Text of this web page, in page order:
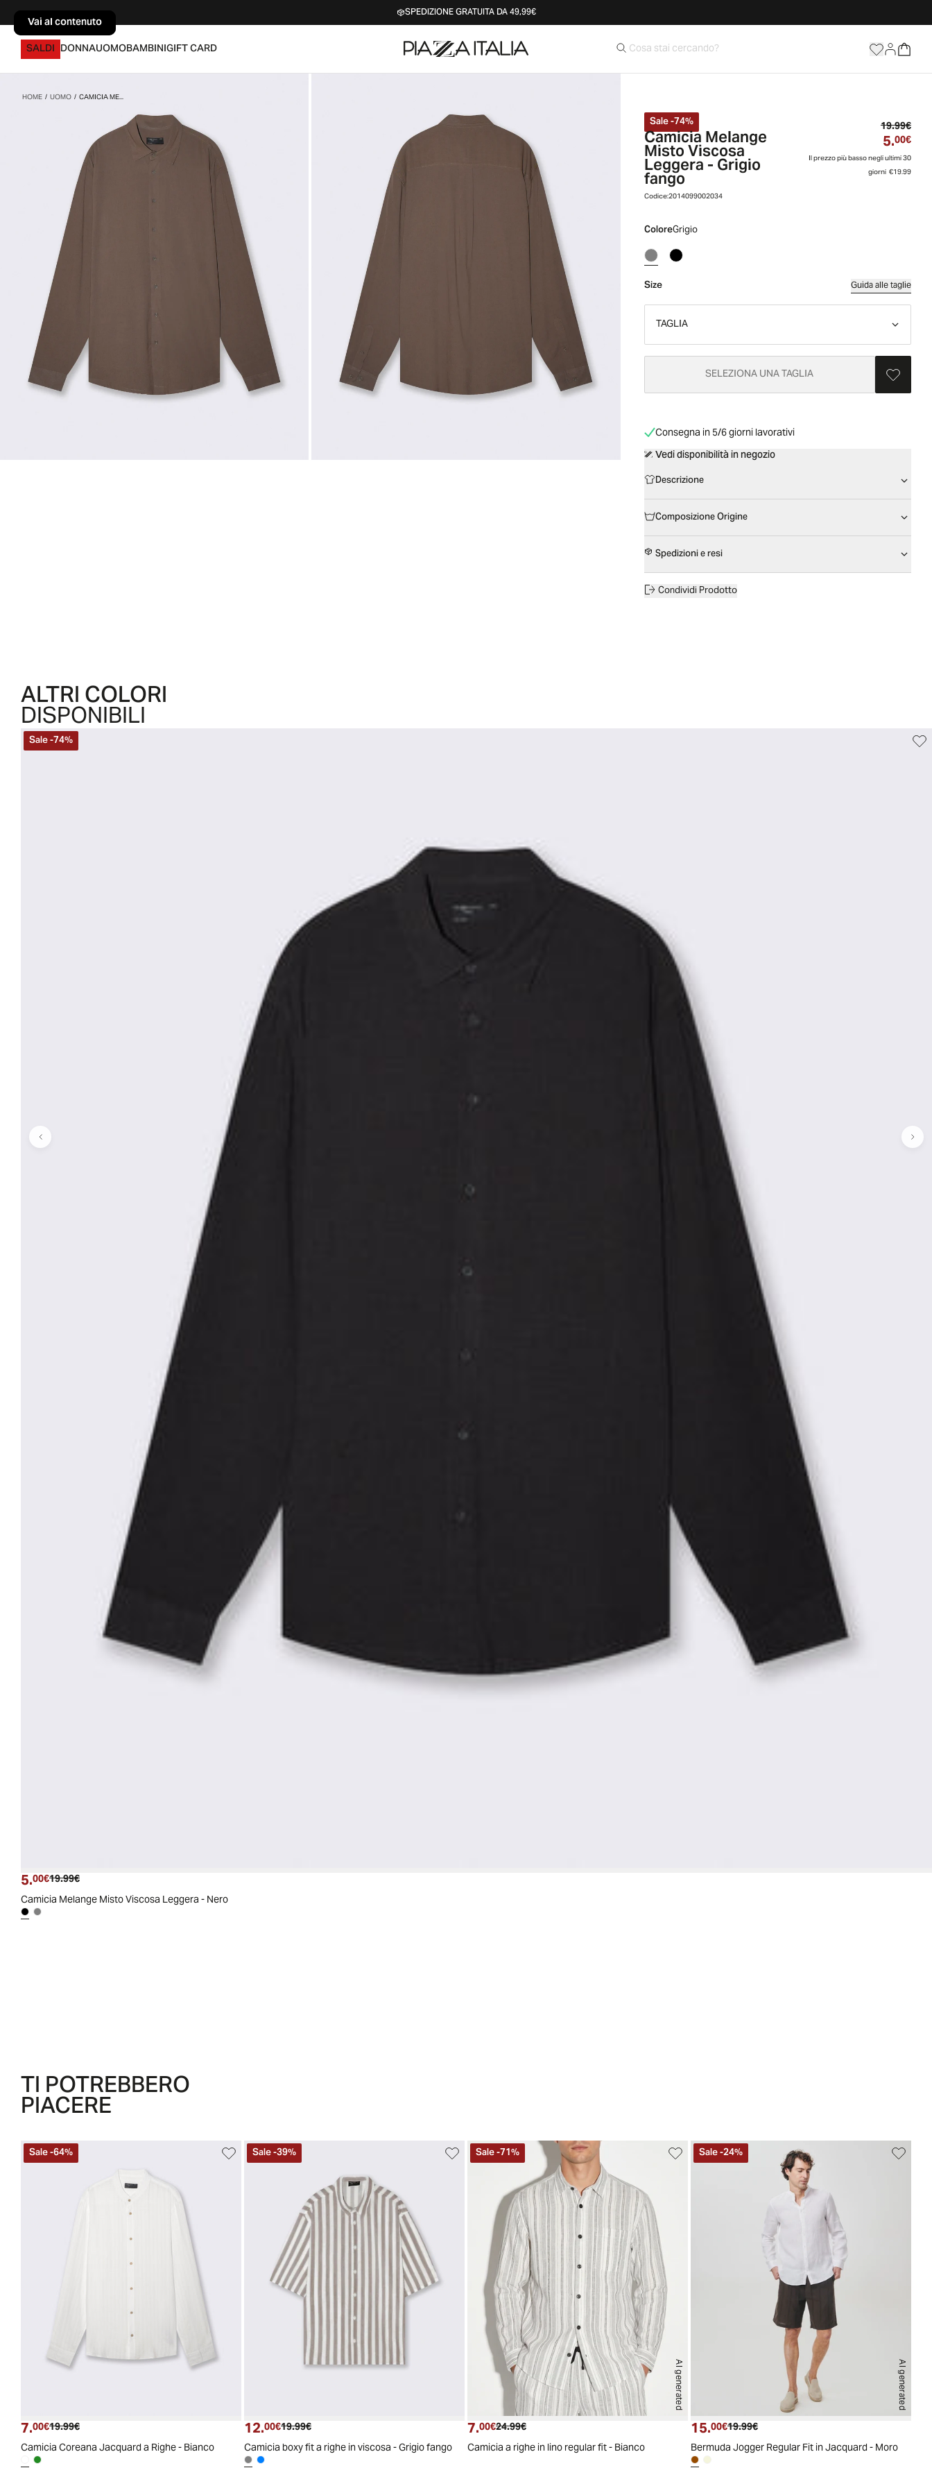
Vai al contenuto SPEDIZIONE GRATUITA DA 49,99€
SALDI DONNAUOMOBAMBINIGIFT CARD
HOME/UOMO/CAMICIA ME...
Sale-74%
Camicia Melange
Misto Viscosa
Leggera - Grigio
fango
19.99€
5.00€
Il prezzo più basso negli ultimi 30
giorni€19.99
Codice:2014099002034
ColoreGrigio
Size Guida alle taglie
TAGLIA
SELEZIONA UNA TAGLIA
Consegna in 5/6 giorni lavorativi
Vedi disponibilità in negozio
Descrizione
Composizione Origine
Spedizioni e resi
Condividi Prodotto
ALTRI COLORI
DISPONIBILI
Sale-74%
Prezzo attuale
5.00€ Prezzo originale
19.99€
Camicia Melange Misto Viscosa Leggera - Nero
TI POTREBBERO
PIACERE
Sale-64%
Prezzo attuale
7.00€ Prezzo originale
19.99€
Camicia Coreana Jacquard a Righe - Bianco
Sale-39%
Prezzo attuale
12.00€ Prezzo originale
19.99€
Camicia boxy fit a righe in viscosa - Grigio fango
AI generated
Sale-71%
Prezzo attuale
7.00€ Prezzo originale
24.99€
Camicia a righe in lino regular fit - Bianco
AI generated
Sale-24%
Prezzo attuale
15.00€ Prezzo originale
19.99€
Bermuda Jogger Regular Fit in Jacquard - Moro
Vai al contenuto